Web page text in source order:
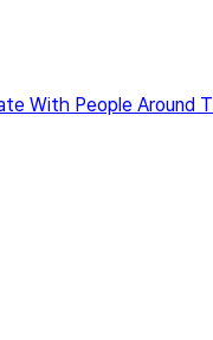
People Around